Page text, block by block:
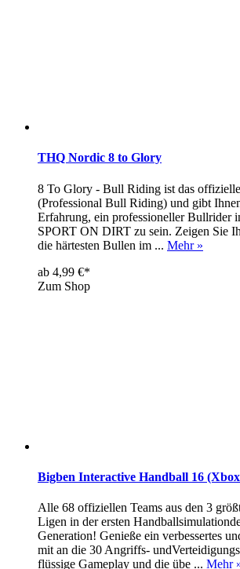
THQ Nordic 8 to Glory
8 To Glory - Bull Riding ist das
(Professional Bull Riding) und gibt
Erfahrung, ein professioneller Bullrider
SPORT ON DIRT zu sein. Zeigen Sie
die härtesten Bullen im ... Mehr »
ab 4,99 €*
Zum Shop
Bigben Interactive Handball 16
Alle 68 offiziellen Teams aus den 3
Ligen in der ersten
Generation! Genieße ein verbessertes
mit an die 30 Angriffs-
flüssige Gameplay und die übe ... Mehr